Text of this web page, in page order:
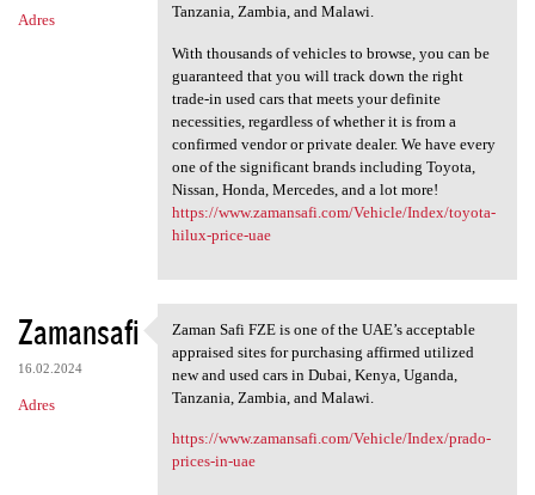
Adres
Tanzania, Zambia, and Malawi.
With thousands of vehicles to browse, you can be
guaranteed that you will track down the right
trade-in used cars that meets your definite
necessities, regardless of whether it is from a
confirmed vendor or private dealer. We have every
one of the significant brands including Toyota,
Nissan, Honda, Mercedes, and a lot more!
https://www.zamansafi.com/Vehicle/Index/toyota-
hilux-price-uae
Zamansafi
16.02.2024
Adres
Zaman Safi FZE is one of the
Zaman Safi FZE is one of the UAE’s acceptable
appraised sites for purchasing affirmed utilized
new and used cars in Dubai, Kenya, Uganda,
Tanzania, Zambia, and Malawi.
https://www.zamansafi.com/Vehicle/Index/prado-
prices-in-uae